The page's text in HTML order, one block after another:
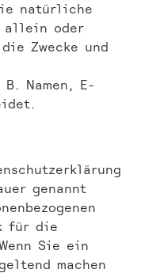
natürliche
allein oder
Zwecke und
Namen, E-
genannt
für die
Sie ein
machen